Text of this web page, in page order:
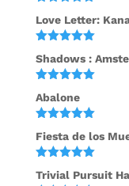
sur 5
Love Letter:
sur 5
Shadows :
sur 5
Abalone
sur 5
Fiesta de los
sur 5
Trivial Pursuit